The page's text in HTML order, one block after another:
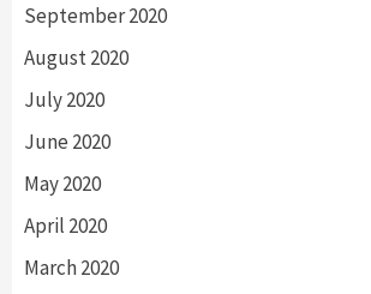
September 2020
August 2020
July 2020
June 2020
May 2020
April 2020
March 2020